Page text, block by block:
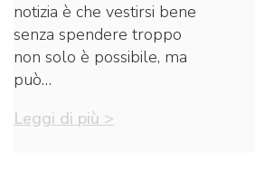
notizia è che vestirsi bene
senza spendere troppo
non solo è possibile, ma
può…
Leggi di più >